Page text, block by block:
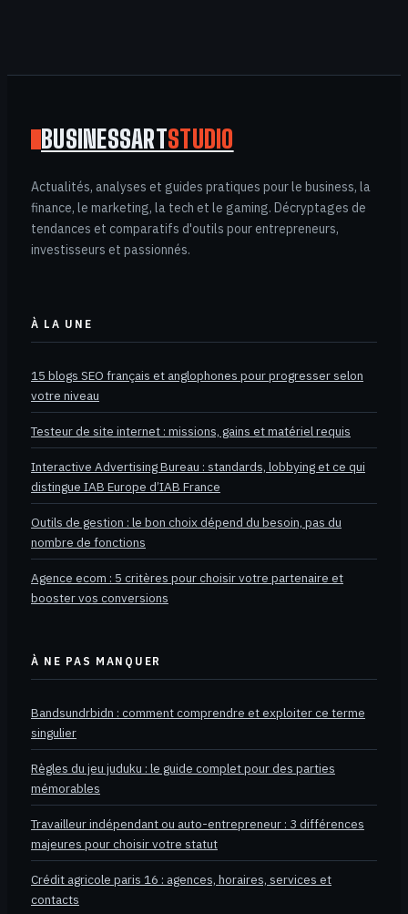
BUSINESSARTSTUDIO
Actualités, analyses et guides pratiques pour le business, la
finance, le marketing, la tech et le gaming. Décryptages de
tendances et comparatifs d'outils pour entrepreneurs,
investisseurs et passionnés.
À LA UNE
15 blogs SEO français et anglophones pour progresser selon
votre niveau
Testeur de site internet : missions, gains et matériel requis
Interactive Advertising Bureau : standards, lobbying et ce qui
distingue IAB Europe d’IAB France
Outils de gestion : le bon choix dépend du besoin, pas du
nombre de fonctions
Agence ecom : 5 critères pour choisir votre partenaire et
booster vos conversions
À NE PAS MANQUER
Bandsundrbidn : comment comprendre et exploiter ce terme
singulier
Règles du jeu juduku : le guide complet pour des parties
mémorables
Travailleur indépendant ou auto-entrepreneur : 3 différences
majeures pour choisir votre statut
Crédit agricole paris 16 : agences, horaires, services et
contacts